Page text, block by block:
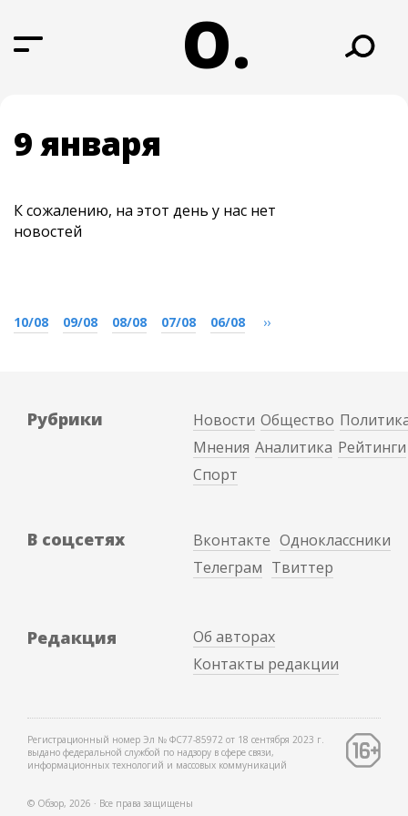
О.
9 января
К сожалению, на этот день у нас нет
новостей
10/08 09/08 08/08 07/08 06/08 ››
Рубрики Новости Общество
Мнения Аналитика Рейтинги
Спорт
В соцсетях Вконтакте Одноклассники
Телеграм Твиттер
Редакция
Об авторах
Контакты редакции
Регистрационный номер Эл № ФС77-85972 от 18 сентября 2023 г.
выдано федеральной службой по надзору в сфере связи,
информационных технологий и массовых коммуникаций
© Обзор, 2026 ∙ Все права защищены